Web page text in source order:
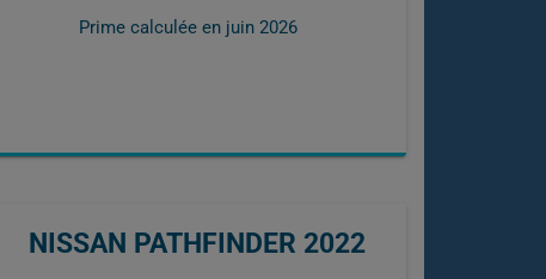
Prime calculée en juin 2026
NISSAN PATHFINDER 2022